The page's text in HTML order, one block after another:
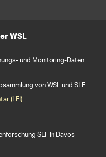
WSL
und Monitoring-Daten
von WSL und SLF
(LFI)
SLF in Davos